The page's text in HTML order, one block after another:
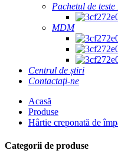
Pachetul de
MDM
Centrul de știri
Contactaţi-ne
Acasă
Produse
Hârtie creponată de
Categorii de produse